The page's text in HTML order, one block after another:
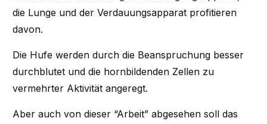
die Lunge und der Verdauungsapparat profitieren
davon.
Die Hufe werden durch die Beanspruchung besser
durchblutet und die hornbildenden Zellen zu
vermehrter Aktivität angeregt.
Aber auch von dieser “Arbeit” abgesehen soll das